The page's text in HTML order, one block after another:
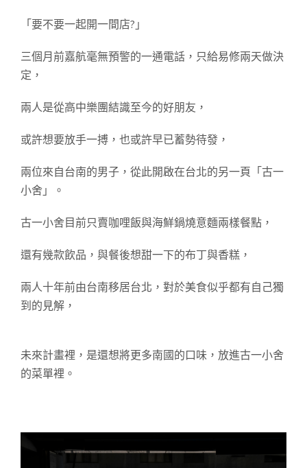
「要不要一起開一間店?」
三個月前嘉航毫無預警的一通電話，只給易修兩天做決
定，
兩人是從高中樂團結識至今的好朋友，
或許想要放手一搏，也或許早已蓄勢待發，
兩位來自台南的男子， 從此開啟在台北的另一頁「古一
小舍」。
古一小舍目前只賣咖哩飯與海鮮鍋燒意麵兩樣餐點，
還有幾款飲品，與餐後想甜一下的布丁與香糕，
兩人十年前由台南移居台北，對於美食似乎都有自己獨
到的見解，
未來計畫裡，是還想將更多南國的口味，放進古一小舍
的菜單裡。